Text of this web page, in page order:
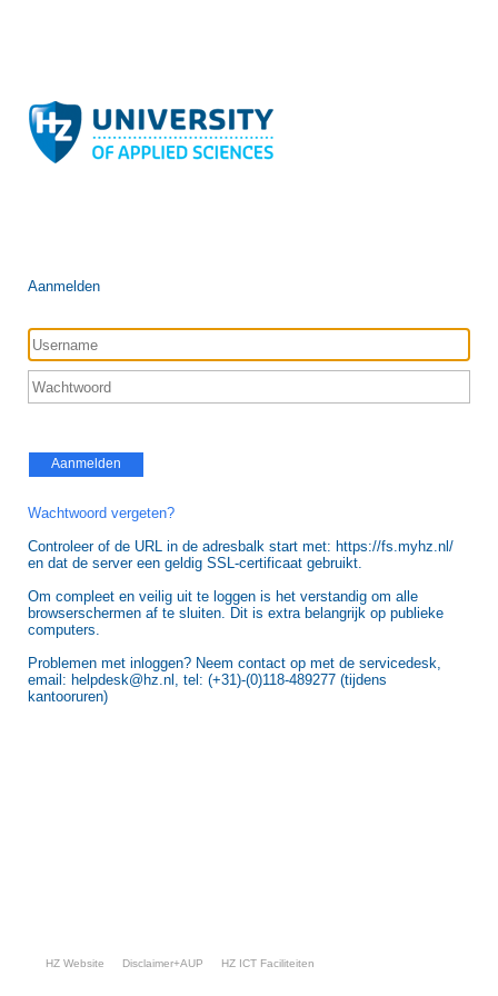
Aanmelden
Aanmelden
Wachtwoord vergeten?
Controleer of de URL in de adresbalk start met: https://fs.myhz.nl/
en dat de server een geldig SSL-certificaat gebruikt.
Om compleet en veilig uit te loggen is het verstandig om alle
browserschermen af te sluiten. Dit is extra belangrijk op publieke
computers.
Problemen met inloggen? Neem contact op met de servicedesk,
email: helpdesk@hz.nl, tel: (+31)-(0)118-489277 (tijdens
kantooruren)
HZ Website Disclaimer+AUP HZ ICT Faciliteiten